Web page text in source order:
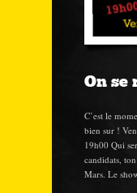
On se
C’est le
bien sur !
19h00 Qui
candidats,
Mars. Le